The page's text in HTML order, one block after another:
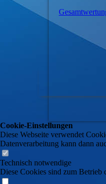
Cookie-Einstellungen
Diese Webseite verwendet
Datenverarbeitung kann dann
Technisch notwendige
Diese Cookies sind zum Betrieb